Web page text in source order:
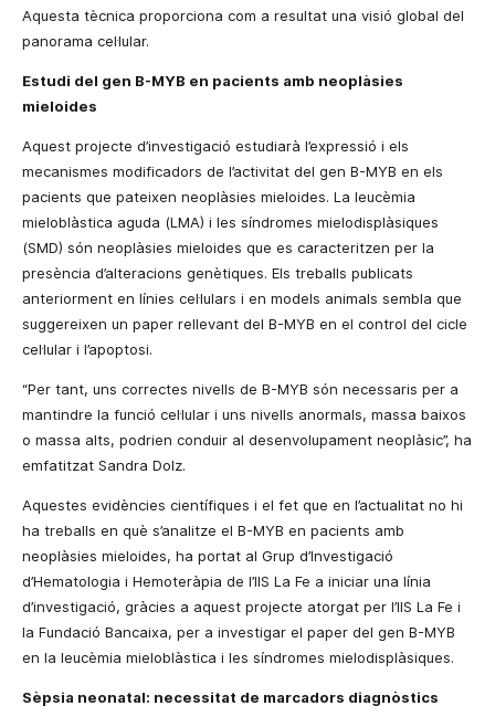
Aquesta tècnica proporciona com a resultat una visió global del
panorama cel·lular.
Estudi del gen B-MYB en pacients amb neoplàsies
mieloides
Aquest projecte d’investigació estudiarà l’expressió i els
mecanismes modificadors de l’activitat del gen B-MYB en els
pacients que pateixen neoplàsies mieloides. La leucèmia
mieloblàstica aguda (LMA) i les síndromes mielodisplàsiques
(SMD) són neoplàsies mieloides que es caracteritzen per la
presència d’alteracions genètiques. Els treballs publicats
anteriorment en línies cel·lulars i en models animals sembla que
suggereixen un paper rellevant del B-MYB en el control del cicle
cel·lular i l’apoptosi.
“Per tant, uns correctes nivells de B-MYB són necessaris per a
mantindre la funció cel·lular i uns nivells anormals, massa baixos
o massa alts, podrien conduir al desenvolupament neoplàsic”, ha
emfatitzat Sandra Dolz.
Aquestes evidències científiques i el fet que en l’actualitat no hi
ha treballs en què s’analitze el B-MYB en pacients amb
neoplàsies mieloides, ha portat al Grup d’Investigació
d’Hematologia i Hemoteràpia de l’IIS La Fe a iniciar una línia
d’investigació, gràcies a aquest projecte atorgat per l’IIS La Fe i
la Fundació Bancaixa, per a investigar el paper del gen B-MYB
en la leucèmia mieloblàstica i les síndromes mielodisplàsiques.
Sèpsia neonatal: necessitat de marcadors diagnòstics